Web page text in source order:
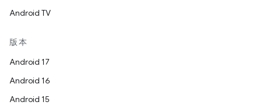
Android TV
版本
Android 17
Android 16
Android 15